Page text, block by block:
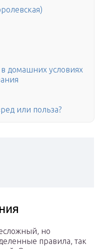
домашних условиях
или польза?
но
правила, так